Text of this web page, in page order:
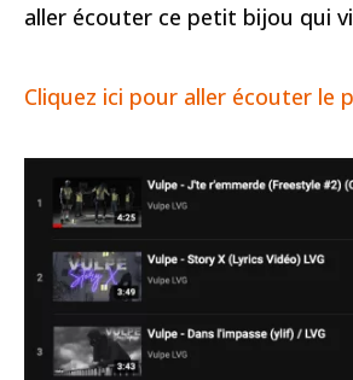
aller écouter ce petit bijou qui
Cliquez ici pour aller écouter le